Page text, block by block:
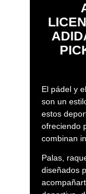
El pádel y
son un
estos
ofreciendo
combinan
Palas,
diseñados